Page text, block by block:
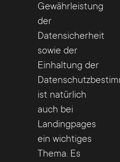
Gewährleistung
der
Datensicherheit
sowie der
Einhaltung der
ist natürlich
auch bei
Landingpages
ein wichtiges
Thema. Es